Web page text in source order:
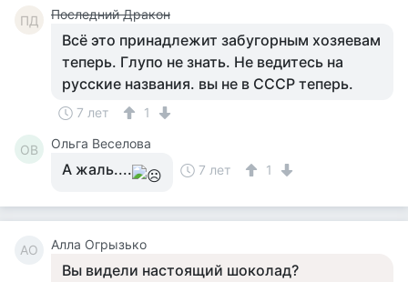
ПД Последний Дракон
Всё это принадлежит забугорным хозяевам
теперь. Глупо не знать. Не ведитесь на
русские названия. вы не в СССР теперь.
7 лет 1
ОВ Ольга Веселова
А жаль.... 7 лет 1
АО Алла Огрызько
Вы видели настоящий шоколад?